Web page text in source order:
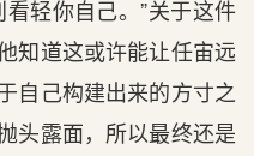
轻你自己。”关于这件
知道这或许能让任宙远
自己构建出来的方寸之
头露面，所以最终还是